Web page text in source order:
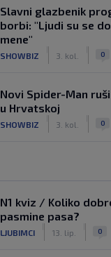
Slavni glazbenik
borbi: "Ljudi su se
mene"
SHOWBIZ 3. kol. 0
Novi Spider-Man
u Hrvatskoj
SHOWBIZ 3. kol. 0
N1 kviz / Koliko
pasmine pasa?
LJUBIMCI 13. lip. 0